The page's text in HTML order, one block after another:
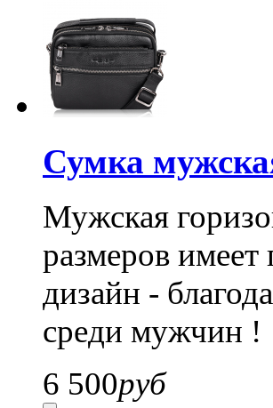
Сумка
Мужская
размеров
дизайн -
среди мужчин !
6 500руб